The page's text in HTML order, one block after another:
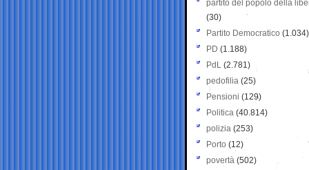
partito del popolo della
(30)
Partito Democratico (1.034)
PD (1.188)
PdL (2.781)
pedofilia (25)
Pensioni (129)
Politica (40.814)
polizia (253)
Porto (12)
povertà (502)